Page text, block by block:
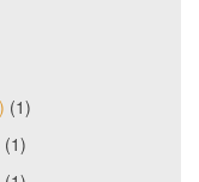
(1)
(1)